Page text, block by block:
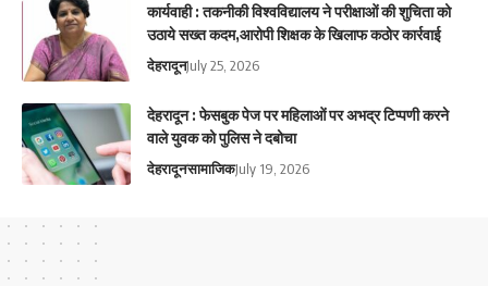
कार्यवाही : तकनीकी विश्वविद्यालय ने परीक्षाओं की शुचिता को
उठाये सख्त कदम,आरोपी शिक्षक के खिलाफ कठोर कार्रवाई
देहरादूनJuly 25, 2026
देहरादून : फेसबुक पेज पर महिलाओं पर अभद्र टिप्पणी करने
वाले युवक को पुलिस ने दबोचा
देहरादूनसामाजिकJuly 19, 2026